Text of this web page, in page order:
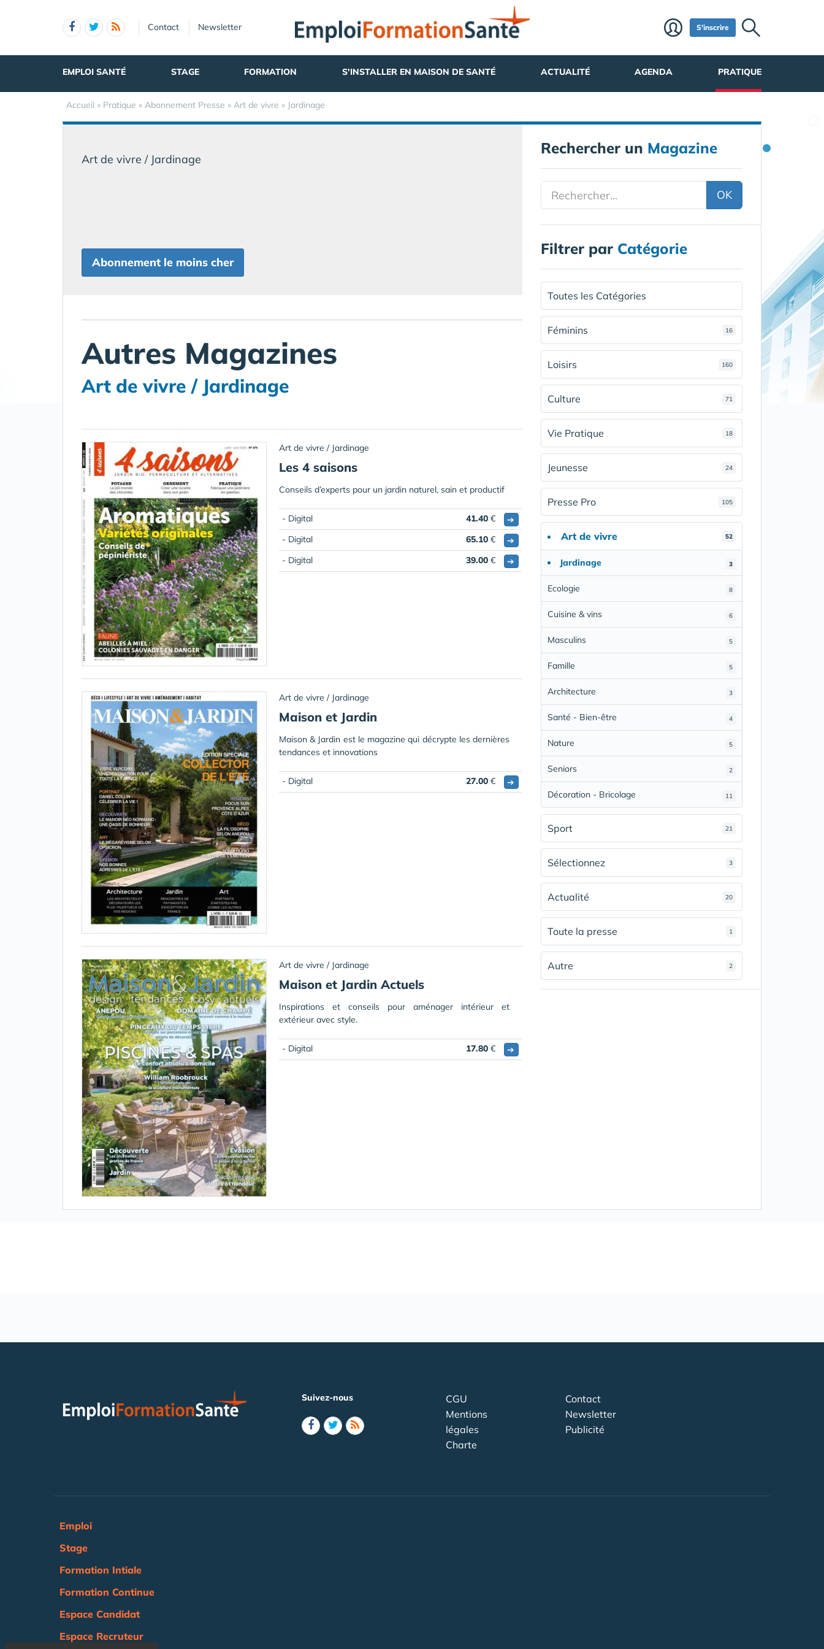
Contact Newsletter S'inscrire
EMPLOI SANTÉ STAGE FORMATION S'INSTALLER EN MAISON DE SANTÉ ACTUALITÉ AGENDA PRATIQUE
Accueil » Pratique » Abonnement Presse » Art de vivre » Jardinage
Art de vivre / Jardinage
Abonnement le moins cher
Autres Magazines
Art de vivre / Jardinage
Art de vivre / Jardinage
Les 4 saisons
Conseils d’experts pour un jardin naturel, sain et productif
- Digital 41.40 €
➔
- Digital
65.10 €
➔
- Digital
39.00 € ➔
Art de vivre / Jardinage
Maison et Jardin
Maison & Jardin est le magazine qui décrypte les dernières
tendances et innovations
- Digital 27.00 € ➔
Art de vivre / Jardinage
Maison et Jardin Actuels
Inspirations et conseils pour aménager intérieur et
extérieur avec style.
- Digital 17.80 € ➔
Rechercher un Magazine
OK
Filtrer par Catégorie
Toutes les Catégories
Féminins 16
Loisirs 160
Culture 71
Vie Pratique 18
Jeunesse 24
Presse Pro 105
Art de vivre 52
Jardinage 3
Ecologie 8
Cuisine & vins 6
Masculins 5
Famille 5
Architecture 3
Santé - Bien-être 4
Nature 5
Seniors 2
Décoration - Bricolage 11
Sport 21
Sélectionnez 3
Actualité 20
Toute la presse 1
Autre 2
Suivez-nous
CGU
Mentions
légales
Charte
Contact
Newsletter
Publicité
Emploi
Stage
Formation Intiale
Formation Continue
Espace Candidat
Espace Recruteur